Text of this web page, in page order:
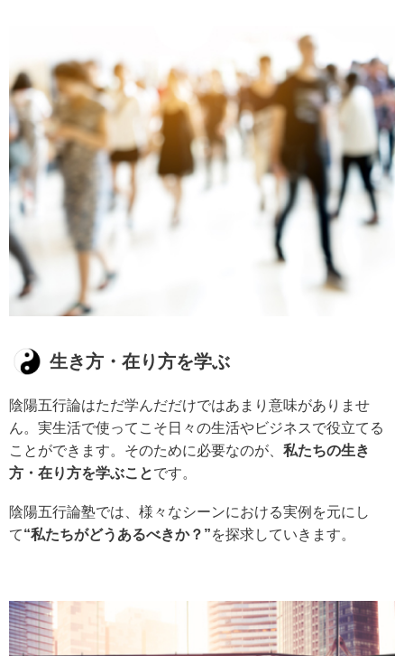
生き方・在り方を学ぶ
陰陽五行論はただ学んだだけではあまり意味がありませ
ん。実生活で使ってこそ日々の生活やビジネスで役立てる
ことができます。そのために必要なのが、 私たちの生き
方・在り方を学ぶことです。
陰陽五行論塾では、様々なシーンにおける実例を元にし
て“私たちがどうあるべきか？”を探求していきます。